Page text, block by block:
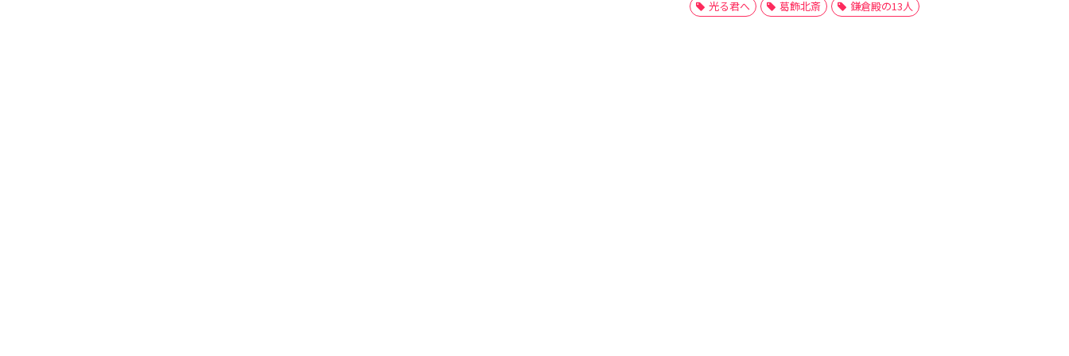
光る君へ 葛飾北斎 鎌倉殿の13人